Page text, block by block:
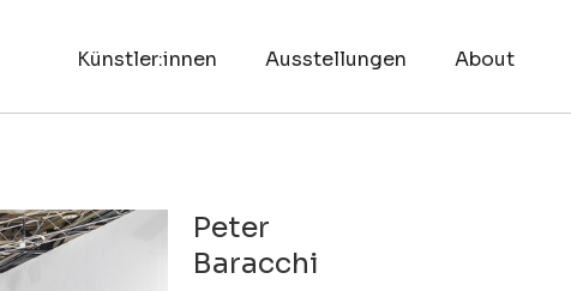
Künstler:innen Ausstellungen About
Peter
Baracchi